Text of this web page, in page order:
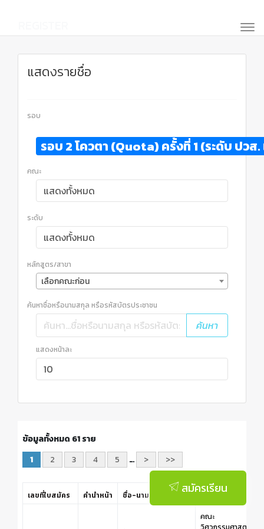
แสดงรายชื่อ
รอบ
รอบ 2 โควตา (Quota) ครั้งที่ 1 (ระดับ ป
คณะ
ระดับ
หลักสูตร/สาขา
เลือกคณะก่อน
ค้นหาชื่อหรือนามสกุล หรือรหัสบัตรประชาชน
ค้นหา
แสดงหน้าละ
ข้อมูลทั้งหมด 61 ราย
1
2 3 4 5 … > >>
เลขที่ใบสมัคร คำนำหน้า ชื่อ-นามสกุล คณะ
คณะ
สมัครเรียน